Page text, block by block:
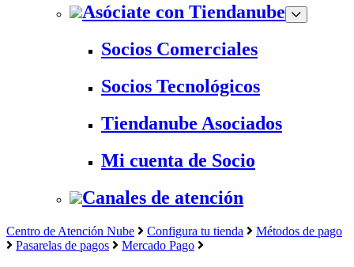
Asóciate con Tiendanube
Socios Comerciales
Socios Tecnológicos
Tiendanube Asociados
Mi cuenta de Socio
Canales de atención
Centro de Atención Nube Configura tu tienda
Métodos de pago
Pasarelas de pagos
Mercado Pago